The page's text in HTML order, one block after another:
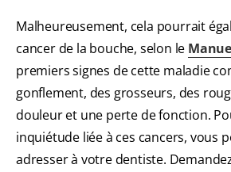
Malheureusement, cela pourrait
cancer de la bouche, selon le
premiers signes de cette maladie
gonflement, des grosseurs, des
douleur et une perte de fonction.
inquiétude liée à ces cancers, vous
adresser à votre dentiste.